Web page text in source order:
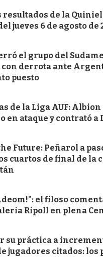
resultados de la
jueves 6 de agosto de
el grupo del
con derrota ante
puesto
de la Liga AUF: Albion
en ataque y contrató a
Future: Peñarol a
cuartos de final de la
el filoso
Ripoll en plena
su práctica a
jugadores citados: los